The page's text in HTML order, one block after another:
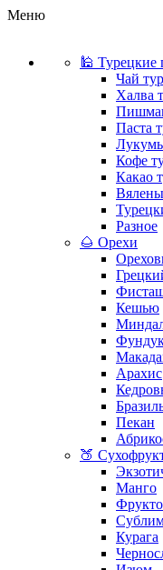
Меню
🕌 Турецкие
Чай
Халва
Паста
Кофе
Какао
Разное
🌰 Орехи
Кешью
Арахис
Пекан
🍑
Манго
Курага